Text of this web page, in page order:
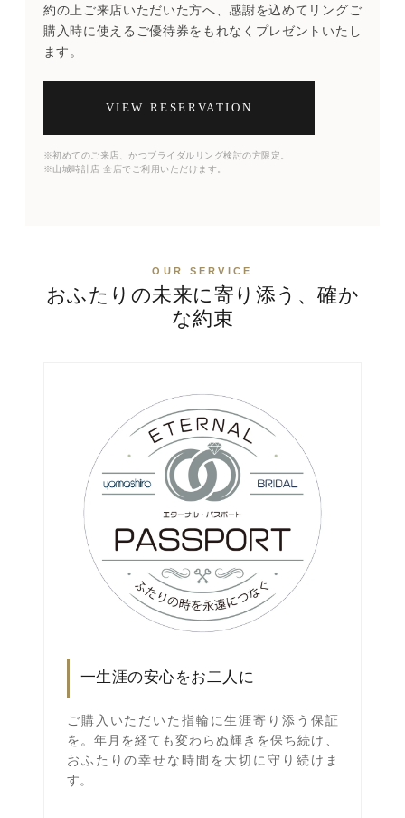
約の上ご来店いただいた方へ、感謝を込めてリングご
購入時に使えるご優待券をもれなくプレゼントいたし
ます。
VIEW RESERVATION
※初めてのご来店、かつブライダルリング検討の方限定。
※山城時計店 全店でご利用いただけます。
OUR SERVICE
おふたりの未来に寄り添う、確か
な約束
一生涯の安心をお二人に
ご購入いただいた指輪に生涯寄り添う保証
を。年月を経ても変わらぬ輝きを保ち続け、
おふたりの幸せな時間を大切に守り続けま
す。